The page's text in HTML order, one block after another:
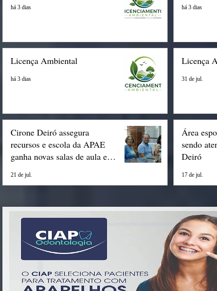
há 3 dias há 3 dias
Licença Ambiental
há 3 dias
Licença
31 de jul.
Cirone Deiró assegura
recursos e escola da APAE
ganha novas salas de aula em
21 de jul.
Área
sendo
Deiró
17 de jul.